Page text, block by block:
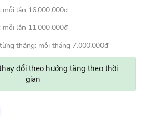
lần 16.000.000đ
lần 11.000.000đ
tháng: mỗi tháng 7.000.000đ
đổi theo hướng tăng theo thời
gian